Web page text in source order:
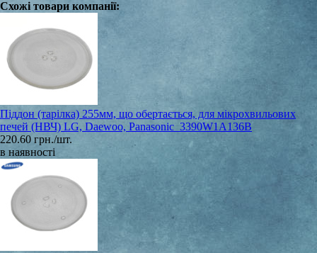
Схожі товари компанії:
Піддон (тарілка) 255мм, що обертається, для мікрохвильових
печей (НВЧ) LG, Daewoo, Panasonic 3390W1A136B
220.60 грн./шт.
в наявності